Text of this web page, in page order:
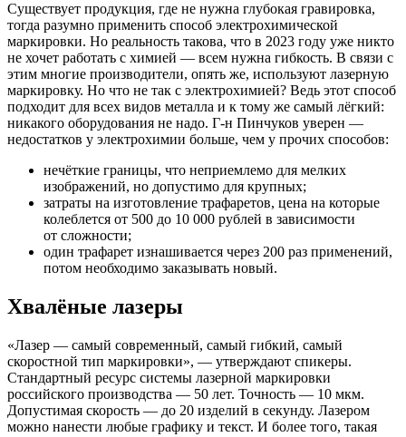
Существует продукция, где не нужна глубокая гравировка,
тогда разумно применить способ электрохимической
маркировки. Но реальность такова, что в 2023 году уже никто
не хочет работать с химией — всем нужна гибкость. В связи с
этим многие производители, опять же, используют лазерную
маркировку. Но что не так с электрохимией? Ведь этот способ
подходит для всех видов металла и к тому же самый лёгкий:
никакого оборудования не надо. Г-н Пинчуков уверен —
недостатков у электрохимии больше, чем у прочих способов:
нечёткие границы, что неприемлемо для мелких
изображений, но допустимо для крупных;
затраты на изготовление трафаретов, цена на которые
колеблется от 500 до 10 000 рублей в зависимости
от сложности;
один трафарет изнашивается через 200 раз применений,
потом необходимо заказывать новый.
Хвалёные лазеры
«Лазер — самый современный, самый гибкий, самый
скоростной тип маркировки», — утверждают спикеры.
Стандартный ресурс системы лазерной маркировки
российского производства — 50 лет. Точность — 10 мкм.
Допустимая скорость — до 20 изделий в секунду. Лазером
можно нанести любые графику и текст. И более того, такая